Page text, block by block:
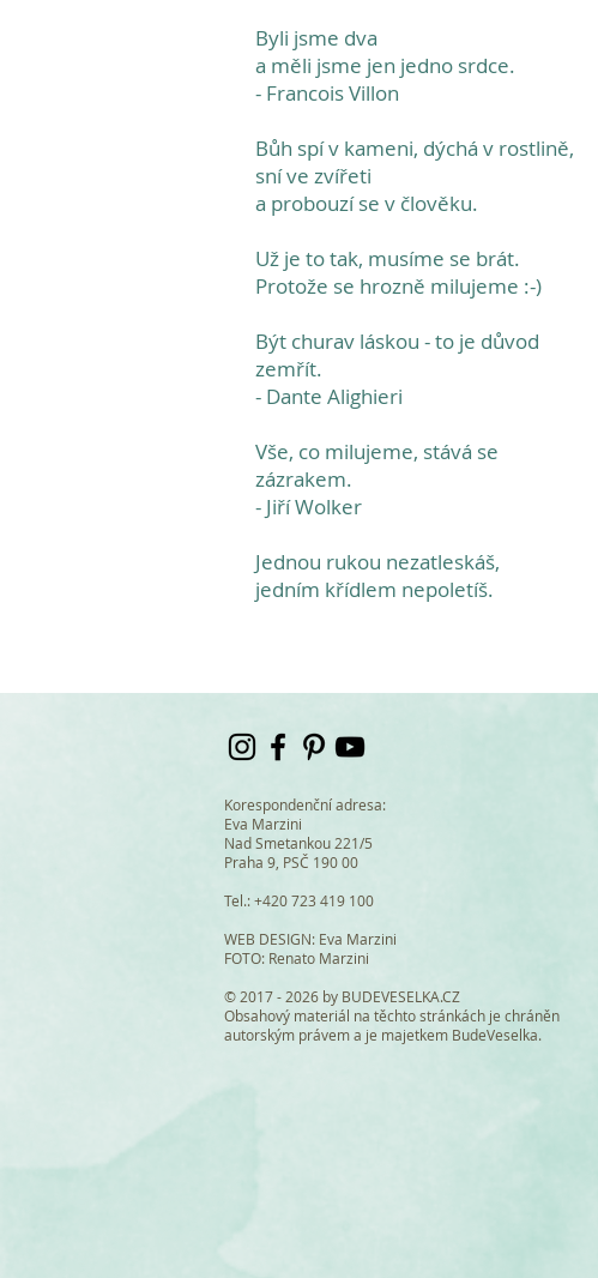
Byli jsme dva
a měli jsme jen jedno srdce.
- Francois Villon
Bůh spí v kameni, dýchá v rostlině,
sní ve zvířeti
a probouzí se v člověku.
Už je to tak, musíme se brát.
Protože se hrozně milujeme :-)
Být churav láskou - to je důvod
zemřít.
- Dante Alighieri
Vše, co milujeme, stává se
zázrakem.
- Jiří Wolker
Jednou rukou nezatleskáš,
jedním křídlem nepoletíš.
Korespondenční adresa:
Eva Marzini
Nad Smetankou 221/5
Praha 9, PSČ 190 00
Tel.: +420 723 419 100
WEB DESIGN: Eva Marzini
FOTO: Renato Marzini
© 2017 - 2026 by BUDEVESELKA.CZ
Obsahový materiál na těchto stránkách je chráněn
autorským právem a je majetkem BudeVeselka.